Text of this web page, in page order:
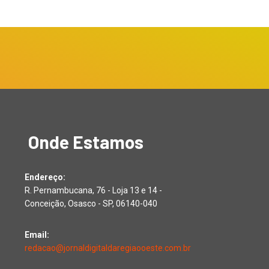
Onde Estamos
Endereço:
R. Pernambucana, 76 - Loja 13 e 14 -
Conceição, Osasco - SP, 06140-040
Email:
redacao@jornaldigitaldaregiaooeste.com.br